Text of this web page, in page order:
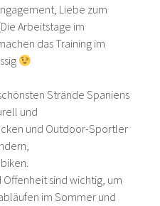
Liebe zum
Arbeitstage im
das Training im
Strände Spaniens
und
und Outdoor-Sportler
sind wichtig, um
im Sommer und